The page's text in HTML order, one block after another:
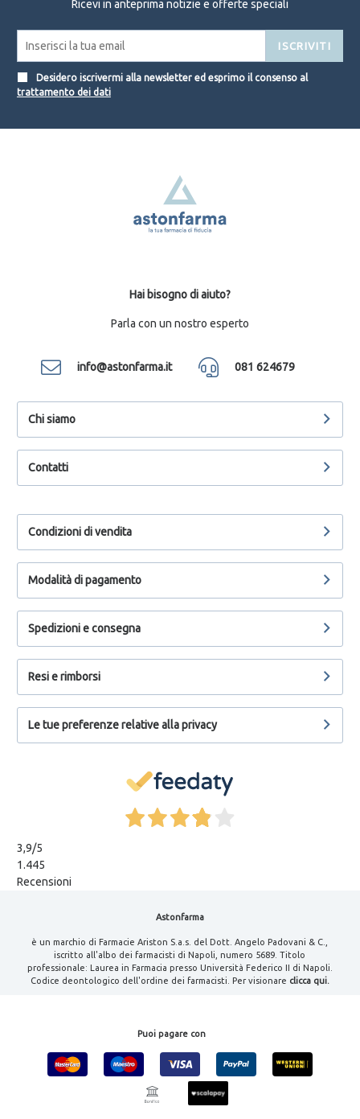
Ricevi in anteprima notizie e offerte speciali
ISCRIVITI
Desidero iscrivermi alla newsletter ed esprimo il consenso al
trattamento dei dati
Hai bisogno di aiuto?
Parla con un nostro esperto
info@astonfarma.it 081 624679
Chi siamo
Contatti
Condizioni di vendita
Modalità di pagamento
Spedizioni e consegna
Resi e rimborsi
Le tue preferenze relative alla privacy
3,9/5
1.445
Recensioni
Astonfarma
è un marchio di Farmacie Ariston S.a.s. del Dott. Angelo Padovani & C.,
iscritto all'albo dei farmacisti di Napoli, numero 5689. Titolo
professionale: Laurea in Farmacia presso Università Federico II di Napoli.
Codice deontologico dell'ordine dei farmacisti. Per visionare clicca qui.
Puoi pagare con